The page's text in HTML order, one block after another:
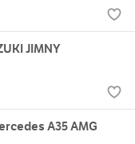
JIMNY
A35 AMG